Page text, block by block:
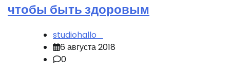
чтобы быть здоровым
studiohallo_
6 августа 2018
0